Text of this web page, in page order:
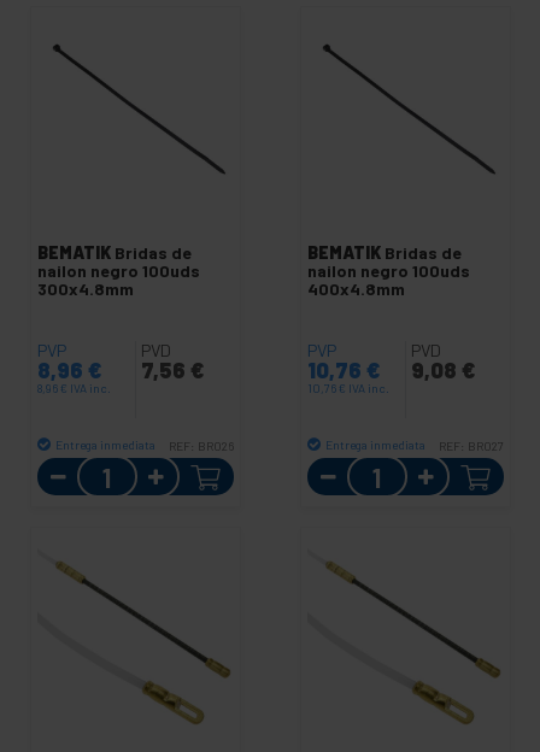
BEMATIK Bridas de
nailon negro 100uds
300x4.8mm
PVP
8,96 €
8,96 € IVA inc.
PVD
7,56 €
Entrega inmediata REF: BR026
Cantidad
BEMATIK Bridas de
nailon negro 100uds
400x4.8mm
PVP
10,76 €
10,76 € IVA inc.
PVD
9,08 €
Entrega inmediata REF: BR027
Cantidad